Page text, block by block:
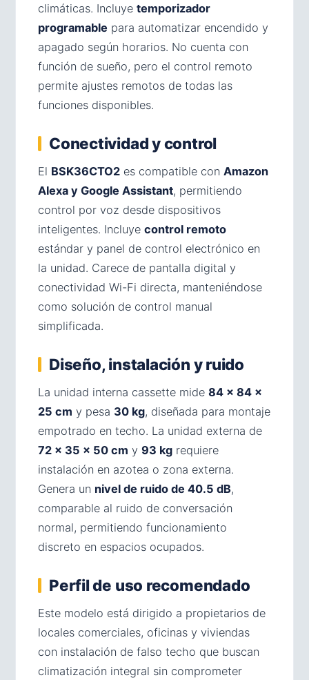
climáticas. Incluye temporizador
programable para automatizar encendido y
apagado según horarios. No cuenta con
función de sueño, pero el control remoto
permite ajustes remotos de todas las
funciones disponibles.
Conectividad y control
El BSK36CTO2 es compatible con Amazon
Alexa y Google Assistant, permitiendo
control por voz desde dispositivos
inteligentes. Incluye control remoto
estándar y panel de control electrónico en
la unidad. Carece de pantalla digital y
conectividad Wi-Fi directa, manteniéndose
como solución de control manual
simplificada.
Diseño, instalación y ruido
La unidad interna cassette mide 84 × 84 ×
25 cm y pesa 30 kg, diseñada para montaje
empotrado en techo. La unidad externa de
72 × 35 × 50 cm y 93 kg requiere
instalación en azotea o zona externa.
Genera un nivel de ruido de 40.5 dB,
comparable al ruido de conversación
normal, permitiendo funcionamiento
discreto en espacios ocupados.
Perfil de uso recomendado
Este modelo está dirigido a propietarios de
locales comerciales, oficinas y viviendas
con instalación de falso techo que buscan
climatización integral sin comprometer